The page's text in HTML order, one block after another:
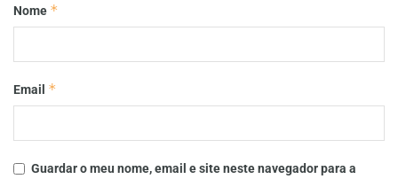
Nome *
Email *
Guardar o meu nome, email e site neste navegador para a